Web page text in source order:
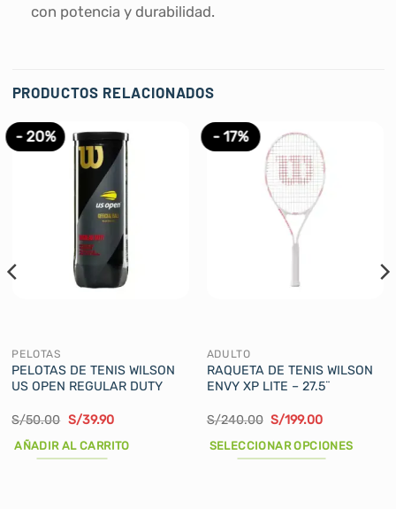
con potencia y durabilidad.
PRODUCTOS RELACIONADOS
- 20%
PELOTAS
PELOTAS DE TENIS WILSON
US OPEN REGULAR DUTY
S/50.00 El
original
era:
S/39.90El
actual
AÑADIR AL CARRITO
- 17%
ADULTO
RAQUETA DE TENIS WILSON
ENVY XP LITE – 27.5¨
S/240.00 El
original
era:
S/199.00El
actual
es:
SELECCIONAR OPCIONES